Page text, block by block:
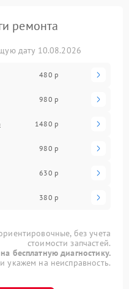
ремонта
дату 10.08.2026
480 р
980 р
1480 р
980 р
630 р
380 р
без учета
стоимости запчастей.
бесплатную диагностику.
укажем на неисправность.